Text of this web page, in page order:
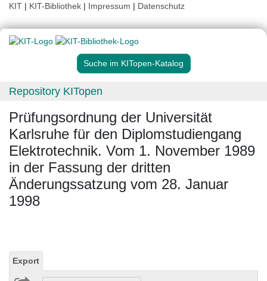
KIT | KIT-Bibliothek | Impressum | Datenschutz
Suche im KITopen-Katalog
Repository KITopen
Prüfungsordnung der Universität
Karlsruhe für den Diplomstudiengang
Elektrotechnik. Vom 1. November 1989
in der Fassung der dritten
Änderungssatzung vom 28. Januar
1998
Export